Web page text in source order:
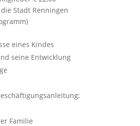
Stadt Renningen
eines Kindes
seine Entwicklung
Familie